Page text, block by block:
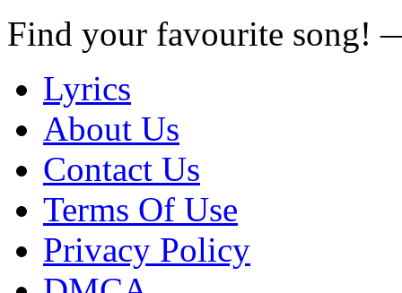
Find your favourite song!
Lyrics
About Us
Contact Us
Terms Of Use
Privacy Policy